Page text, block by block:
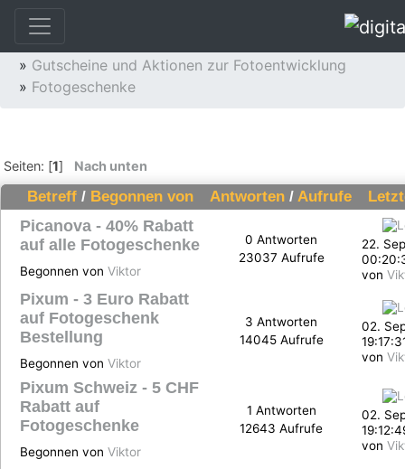
» Gutscheine und Aktionen zur Fotoentwicklung
» Fotogeschenke
Seiten: [1] Nach unten
Betreff/ Begonnen von Antworten / Aufrufe
Picanova - 40% Rabatt
auf alle Fotogeschenke
Begonnen von Viktor
0 Antworten
23037 Aufrufe
22.
von
Pixum - 3 Euro Rabatt
auf Fotogeschenk
Bestellung
Begonnen von Viktor
3 Antworten
14045 Aufrufe
02.
von
Pixum Schweiz - 5 CHF
Rabatt auf
Fotogeschenke
Begonnen von Viktor
1 Antworten
12643 Aufrufe
02.
von